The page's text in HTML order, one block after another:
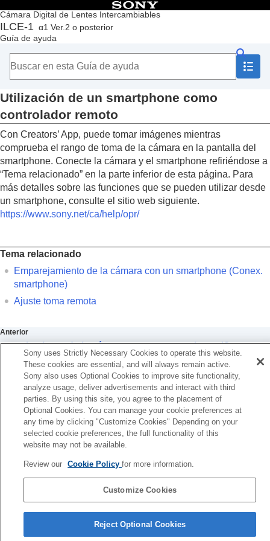
Cámara Digital de Lentes Intercambiables
ILCE-1 α1 Ver.2 o posterior
Guía de ayuda
Contenido
Principio
Cómo utilizar la “Guía de ayuda”
Comprobación de la cámara y los elementos suministrados
Operaciones básicas
Preparación de la cámara/Operaciones básicas de toma
Búsqueda de funciones desde MENU
Utilización de las funciones de toma de imágenes
Personalización de la cámara
Visionado
Cambio de los ajustes de la cámara
Funciones disponibles con un smartphone
Funciones disponibles con un smartphone
(Creators’ App)
Emparejamiento de la cámara con un
Utilización de un smartphone como controlador
remoto
Utilización de un smartphone como
Conexión mientras la cámara está apagada
Lectura de la información de ubicación desde un
smartphone
Utilización de un ordenador
Uso del servicio en la nube
Apéndice
Si tiene problemas
Utilización de un smartphone como
controlador remoto
Con Creators’ App, puede tomar imágenes mientras
comprueba el rango de toma de la cámara en la pantalla del
smartphone. Conecte la cámara y el smartphone refiriéndose a
“Tema relacionado” en la parte inferior de esta página. Para
más detalles sobre las funciones que se pueden utilizar desde
un smartphone, consulte el sitio web siguiente.
https://www.sony.net/ca/help/opr/
Tema relacionado
Emparejamiento de la cámara con un smartphone (Conex.
smartphone)
Ajuste toma remota
Anterior
de la cámara con un smartphone (Conex.
Siguiente
Ajuste toma
TP1001367652
Ver.2.00, consulte la Guía de ayuda en la URL siguiente.
Página de selección de idioma
5-060-285-43(3)
Sony uses Strictly Necessary Cookies to operate this website.
These cookies are essential, and will always remain active.
Sony also uses Optional Cookies to improve site functionality,
analyze usage, deliver advertisements and interact with third
parties. By using this site, you agree to the placement of
Optional Cookies. You can manage your cookie preferences at
any time by clicking "Customize Cookies" Depending on your
selected cookie preferences, the full functionality of this
website may not be available.
Review our Cookie Policyfor more information.
Customize Cookies
Reject Optional Cookies